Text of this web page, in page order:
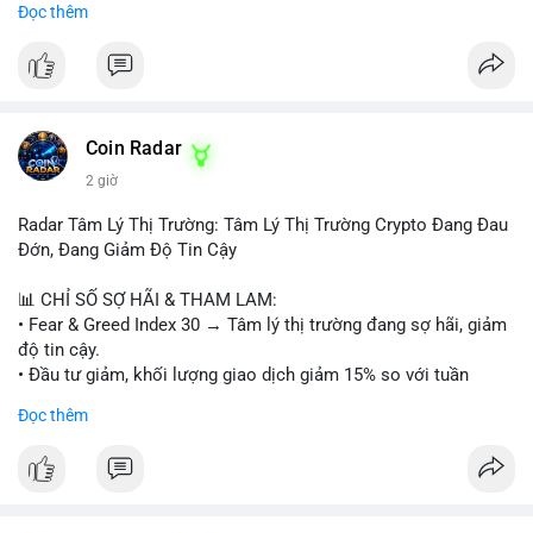
Theo dõi xác nhận của giao dịch này. Nếu coin vào sàn giao
đối không sử dụng đòn bẩy cao trong 24 giờ tới khi dòng tiền
#153btc #10triệuusd #chuyểnvílớn
#áplựcbántiềmnăng
Đọc thêm
Coin Radar
2 giờ
Radar Tâm Lý Thị Trường: Tâm Lý Thị Trường Crypto Đang Đau
Đớn, Đang Giảm Độ Tin Cậy
📊 CHỈ SỐ SỢ HÃI & THAM LAM:
• Fear & Greed Index 30 → Tâm lý thị trường đang sợ hãi, giảm
độ tin cậy.
• Đầu tư giảm, khối lượng giao dịch giảm 15% so với tuần
• CoinGecko: Jimothy The Raccoon, Pudgy Penguins,
Đọc thêm